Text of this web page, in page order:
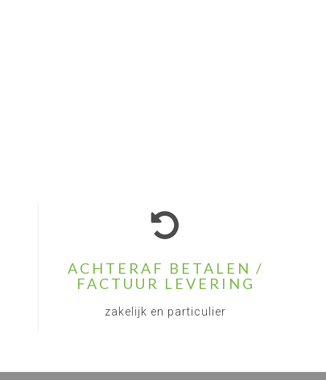
ACHTERAF BETALEN /
FACTUUR LEVERING
zakelijk en particulier